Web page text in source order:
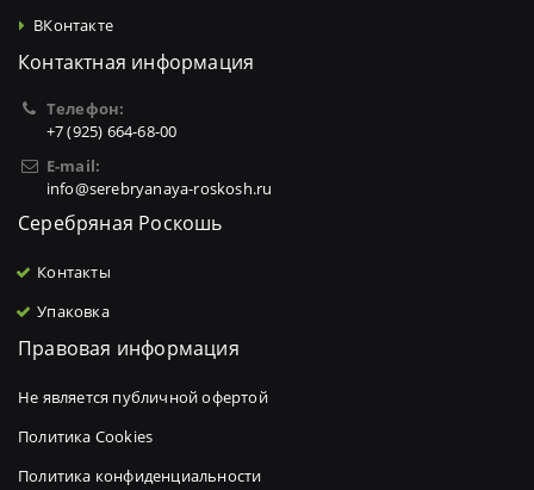
ВКонтакте
Контактная информация
Телефон:
+7 (925) 664-68-00
E-mail:
info@serebryanaya-roskosh.ru
Серебряная Роскошь
Контакты
Упаковка
Правовая информация
Не является публичной офертой
Политика Cookies
Политика конфиденциальности